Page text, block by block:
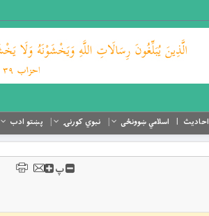
احادیث اسلامي ښوونځی نبوي کورنۍ پښتو ادب
پ